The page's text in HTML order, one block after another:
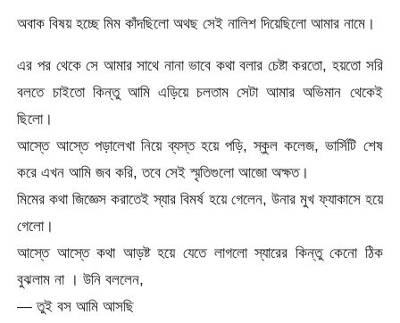
অবাক বিষয় হচ্ছে মিম কাঁদছিলো অথছ সেই নালিশ দিয়েছিলো আমার নামে।
এর পর থেকে সে আমার সাথে নানা ভাবে কথা বলার চেষ্টা করতো, হয়তো সরি
বলতে চাইতো কিন্তু আমি এড়িয়ে চলতাম সেটা আমার অভিমান থেকেই
ছিলো।
আস্তে আস্তে পড়ালেখা নিয়ে ব্যস্ত হয়ে পড়ি, স্কুল কলেজ, ভার্সিটি শেষ
করে এখন আমি জব করি, তবে সেই স্মৃতিগুলো আজো অক্ষত।
মিমের কথা জিজ্ঞেস করাতেই স্যার বিমর্ষ হয়ে গেলেন, উনার মুখ ফ্যাকাসে হয়ে
গেলো।
আস্তে আস্তে কথা আড়ষ্ট হয়ে যেতে লাগলো স্যারের কিন্তু কেনো ঠিক
বুঝলাম না । উনি বললেন,
— তুই বস আমি আসছি